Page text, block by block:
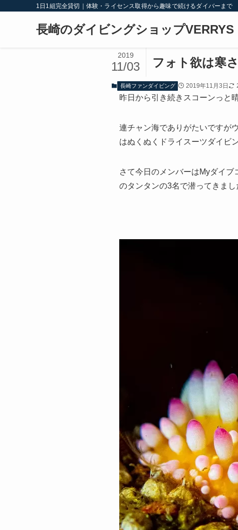
1日1組完全貸切｜体験・ライセンス取得から趣味で続けるダイバーまで
長崎のダイビングショップVERRYS
フォト欲は寒
2019
11/03
長崎ファンダイビング 2019年11月3日
昨日から引き続きスコーンっと
連チャン海でありがたいですが
はぬくぬくドライスーツダイビ
さて今日のメンバーはMyダイ
のタンタンの3名で潜ってきま